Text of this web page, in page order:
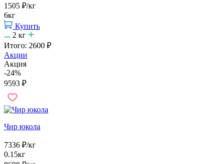
1505 ₽/кг
6кг
Купить
2 кг
Итого: 2600 ₽
Акции
Акция
-24%
9593 ₽
Чир юкола
7336 ₽/кг
0.15кг